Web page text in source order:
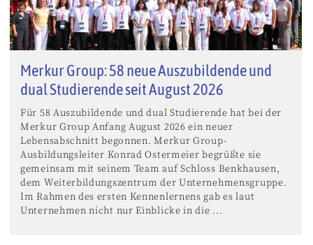
Merkur Group: 58 neue Auszubildende und
dual Studierende seit August 2026
Für 58 Auszubildende und dual Studierende hat bei der
Merkur Group Anfang August 2026 ein neuer
Lebensabschnitt begonnen. Merkur Group-
Ausbildungsleiter Konrad Ostermeier begrüßte sie
gemeinsam mit seinem Team auf Schloss Benkhausen,
dem Weiterbildungszentrum der Unternehmensgruppe.
Im Rahmen des ersten Kennenlernens gab es laut
Unternehmen nicht nur Einblicke in die ...